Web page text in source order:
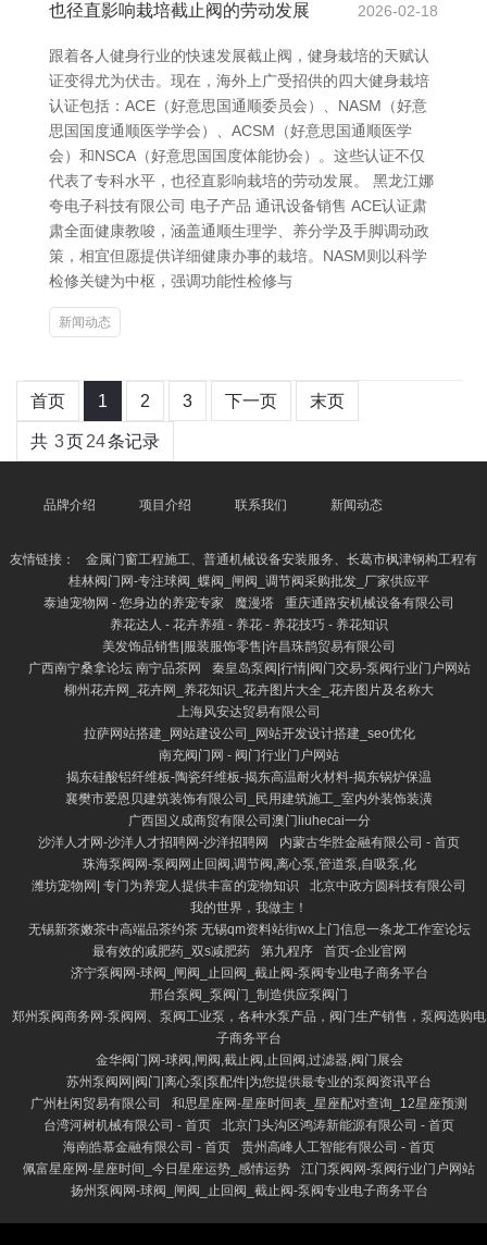
也径直影响栽培截止阀的劳动发展 2026-02-18
跟着各人健身行业的快速发展截止阀，健身栽培的天赋认
证变得尤为伏击。现在，海外上广受招供的四大健身栽培
认证包括：ACE（好意思国通顺委员会）、NASM（好意
思国国度通顺医学学会）、ACSM（好意思国通顺医学
会）和NSCA（好意思国国度体能协会）。这些认证不仅
代表了专科水平，也径直影响栽培的劳动发展。 黑龙江娜
夸电子科技有限公司 电子产品 通讯设备销售 ACE认证肃
肃全面健康教唆，涵盖通顺生理学、养分学及手脚调动政
策，相宜但愿提供详细健康办事的栽培。NASM则以科学
检修关键为中枢，强调功能性检修与
新闻动态
首页 1 2 3 下一页 末页
共 3页24条记录
品牌介绍 项目介绍 联系我们 新闻动态
友情链接：
金属门窗工程施工、普通机械设备安装服务、长葛市枫津钢构工程有
桂林阀门网-专注球阀_蝶阀_闸阀_调节阀采购批发_厂家供应平
泰迪宠物网 - 您身边的养宠专家
魔漫塔
重庆通路安机械设备有限公司
养花达人 - 花卉养殖 - 养花 - 养花技巧 - 养花知识
美发饰品销售|服装服饰零售|许昌珠鹊贸易有限公司
广西南宁桑拿论坛 南宁品茶网
秦皇岛泵阀|行情|阀门交易-泵阀行业门户网站
柳州花卉网_花卉网_养花知识_花卉图片大全_花卉图片及名称大
上海风安达贸易有限公司
拉萨网站搭建_网站建设公司_网站开发设计搭建_seo优化
南充阀门网 - 阀门行业门户网站
揭东硅酸铝纤维板-陶瓷纤维板-揭东高温耐火材料-揭东锅炉保温
襄樊市爱恩贝建筑装饰有限公司_民用建筑施工_室内外装饰装潢
广西国义成商贸有限公司澳门liuhecai一分
沙洋人才网-沙洋人才招聘网-沙洋招聘网
内蒙古华胜金融有限公司 - 首页
珠海泵阀网-泵阀网止回阀,调节阀,离心泵,管道泵,自吸泵,化
潍坊宠物网| 专门为养宠人提供丰富的宠物知识
北京中政方圆科技有限公司
我的世界，我做主！
无锡新茶嫩茶中高端品茶约茶 无锡qm资料站街wx上门信息一条龙工作室论坛
最有效的减肥药_双s减肥药
第九程序
首页-企业官网
济宁泵阀网-球阀_闸阀_止回阀_截止阀-泵阀专业电子商务平台
邢台泵阀_泵阀门_制造供应泵阀门
郑州泵阀商务网-泵阀网、泵阀工业泵，各种水泵产品，阀门生产销售，泵阀选购电
子商务平台
金华阀门网-球阀,闸阀,截止阀,止回阀,过滤器,阀门展会
苏州泵阀网|阀门|离心泵|泵配件|为您提供最专业的泵阀资讯平台
广州杜闲贸易有限公司
和思星座网-星座时间表_星座配对查询_12星座预测
台湾河树机械有限公司 - 首页
北京门头沟区鸿涛新能源有限公司 - 首页
海南皓慕金融有限公司 - 首页
贵州高峰人工智能有限公司 - 首页
佩富星座网-星座时间_今日星座运势_感情运势
江门泵阀网-泵阀行业门户网站
扬州泵阀网-球阀_闸阀_止回阀_截止阀-泵阀专业电子商务平台